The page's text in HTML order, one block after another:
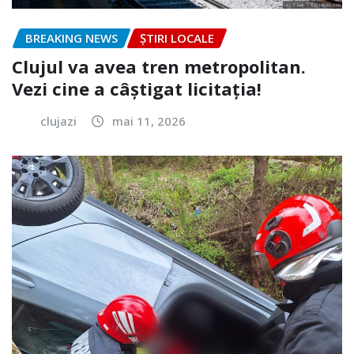
BREAKING NEWS ȘTIRI LOCALE
Clujul va avea tren metropolitan.
Vezi cine a câștigat licitația!
clujazi mai 11, 2026